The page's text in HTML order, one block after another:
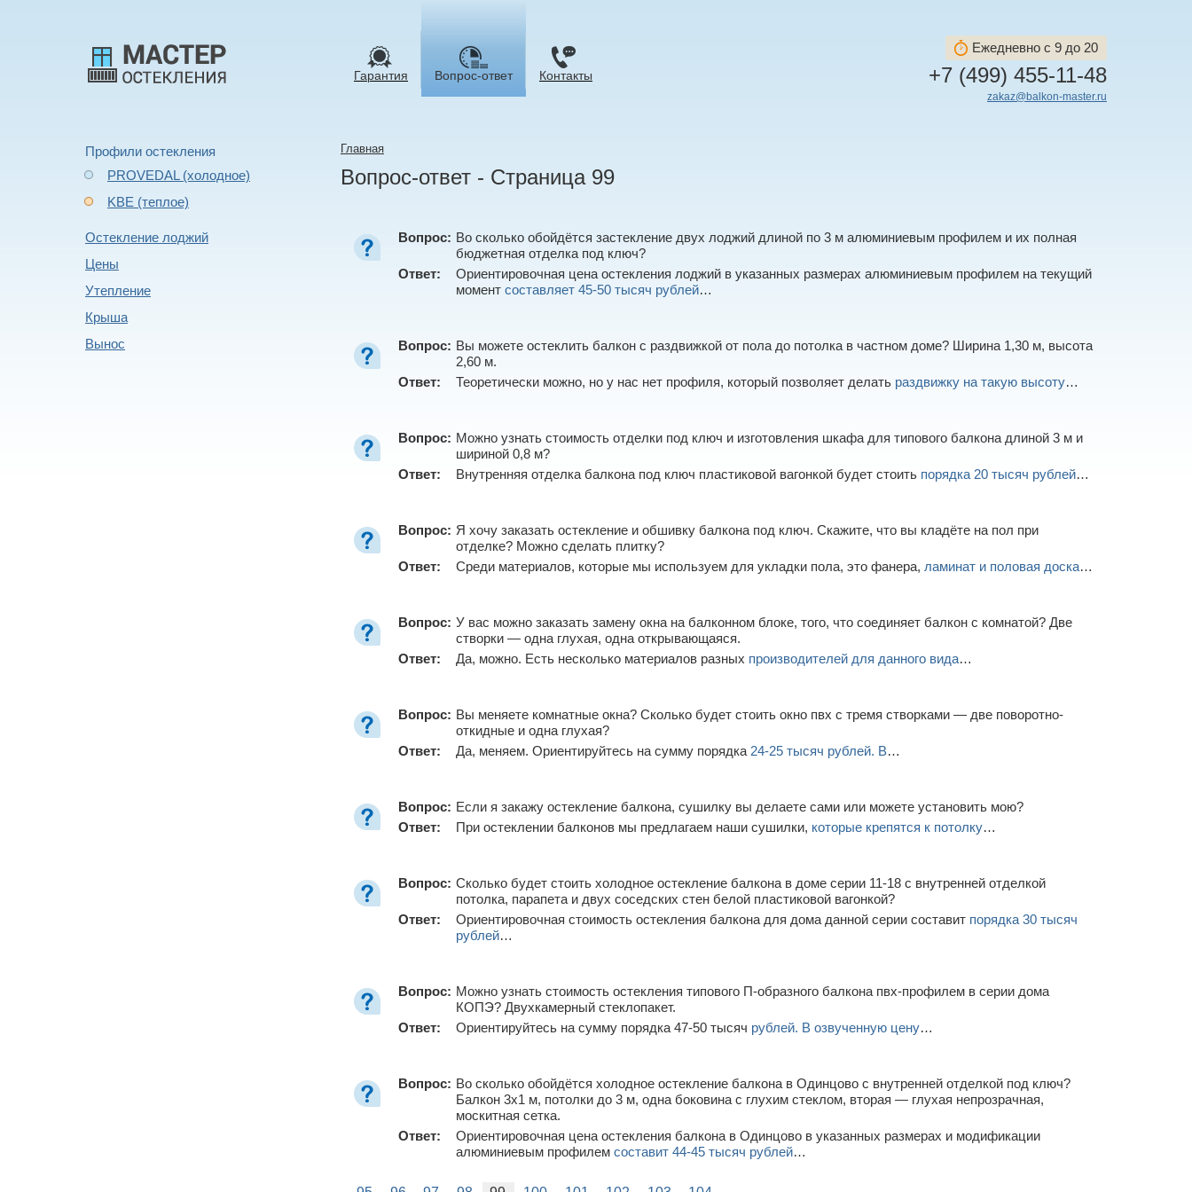
Гарантия Вопрос-ответ Контакты
Ежедневно с 9 до 20
+7 (499) 455-11-48
zakaz@balkon-master.ru
Профили остекления
PROVEDAL (холодное)
KBE (теплое)
Остекление лоджий
Цены
Утепление
Крыша
Вынос
Главная
Вопрос-ответ - Cтраница 99
Вопрос: Во сколько обойдётся застекление двух лоджий длиной по 3 м алюминиевым профилем и их полная
бюджетная отделка под ключ?
Ответ:
Ориентировочная цена остекления лоджий в указанных размерах алюминиевым профилем на текущий
момент составляет 45-50 тысяч рублей…
Вопрос: Вы можете остеклить балкон с раздвижкой от пола до потолка в частном доме? Ширина 1,30 м, высота
2,60 м.
Ответ:
Теоретически можно, но у нас нет профиля, который позволяет делать раздвижку на такую высоту…
Вопрос: Можно узнать стоимость отделки под ключ и изготовления шкафа для типового балкона длиной 3 м и
шириной 0,8 м?
Ответ:
Внутренняя отделка балкона под ключ пластиковой вагонкой будет стоить порядка 20 тысяч рублей…
Вопрос: Я хочу заказать остекление и обшивку балкона под ключ. Скажите, что вы кладёте на пол при
отделке? Можно сделать плитку?
Ответ:
Среди материалов, которые мы используем для укладки пола, это фанера, ламинат и половая доска…
Вопрос: У вас можно заказать замену окна на балконном блоке, того, что соединяет балкон с комнатой? Две
створки — одна глухая, одна открывающаяся.
Ответ:
Да, можно. Есть несколько материалов разных производителей для данного вида…
Вопрос: Вы меняете комнатные окна? Сколько будет стоить окно пвх с тремя створками — две поворотно-
откидные и одна глухая?
Ответ:
Да, меняем. Ориентируйтесь на сумму порядка 24-25 тысяч рублей. В…
Вопрос: Если я закажу остекление балкона, сушилку вы делаете сами или можете установить мою?
Ответ:
При остеклении балконов мы предлагаем наши сушилки, которые крепятся к потолку…
Вопрос: Сколько будет стоить холодное остекление балкона в доме серии 11-18 с внутренней отделкой
потолка, парапета и двух соседских стен белой пластиковой вагонкой?
Ответ:
Ориентировочная стоимость остекления балкона для дома данной серии составит порядка 30 тысяч
рублей…
Вопрос: Можно узнать стоимость остекления типового П-образного балкона пвх-профилем в серии дома
КОПЭ? Двухкамерный стеклопакет.
Ответ:
Ориентируйтесь на сумму порядка 47-50 тысяч рублей. В озвученную цену…
Вопрос: Во сколько обойдётся холодное остекление балкона в Одинцово с внутренней отделкой под ключ?
Балкон 3х1 м, потолки до 3 м, одна боковина с глухим стеклом, вторая — глухая непрозрачная,
москитная сетка.
Ответ:
Ориентировочная цена остекления балкона в Одинцово в указанных размерах и модификации
алюминиевым профилем составит 44-45 тысяч рублей…